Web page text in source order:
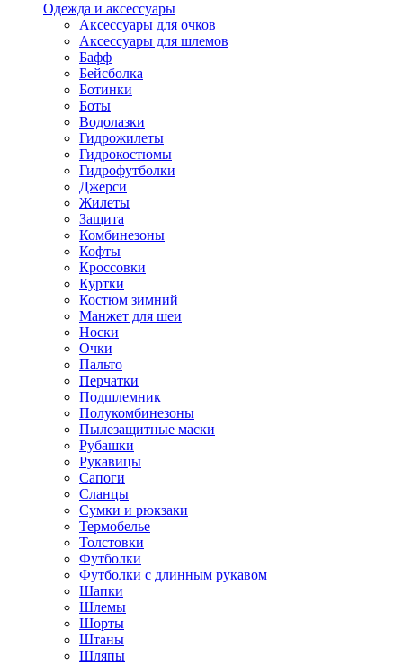
Одежда и аксессуары
Аксессуары для очков
Аксессуары для шлемов
Бафф
Бейсболка
Ботинки
Боты
Водолазки
Гидрожилеты
Гидрокостюмы
Гидрофутболки
Джерси
Жилеты
Защита
Комбинезоны
Кофты
Кроссовки
Куртки
Костюм зимний
Манжет для шеи
Носки
Очки
Пальто
Перчатки
Подшлемник
Полукомбинезоны
Пылезащитные маски
Рубашки
Рукавицы
Сапоги
Сланцы
Сумки и рюкзаки
Термобелье
Толстовки
Футболки
Футболки с длинным рукавом
Шапки
Шлемы
Шорты
Штаны
Шляпы